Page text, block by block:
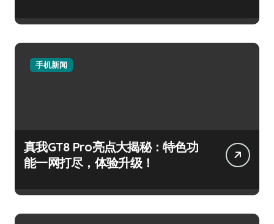
手机新闻
真我GT8 Pro亮点大揭秘：特色功
能一网打尽，体验升级！